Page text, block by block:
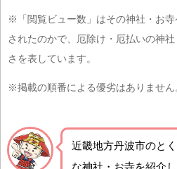
※「閲覧ビュー数」はその神社・お
されたのかで、厄除け・厄払いの神
さを表しています。
※掲載の順番による優劣はありません
近畿地方丹波市のと
な神社・お寺を紹介